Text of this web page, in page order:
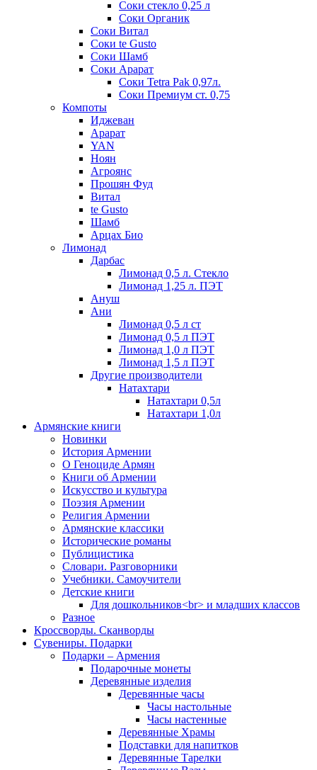
Соки стекло 0,25 л
Соки Органик
Соки Витал
Соки te Gusto
Соки Шамб
Соки Арарат
Соки Tetra Pak 0,97л.
Соки Премиум ст. 0,75
Компоты
Иджеван
Арарат
YAN
Ноян
Агроянс
Прошян Фуд
Витал
te Gusto
Шамб
Арцах Био
Лимонад
Дарбас
Лимонад 0,5 л. Стекло
Лимонад 1,25 л. ПЭТ
Ануш
Ани
Лимонад 0,5 л ст
Лимонад 0,5 л ПЭТ
Лимонад 1,0 л ПЭТ
Лимонад 1,5 л ПЭТ
Другие производители
Натахтари
Натахтари 0,5л
Натахтари 1,0л
Армянские книги
Новинки
История Армении
О Геноциде Армян
Книги об Армении
Иcкусство и культура
Поэзия Армении
Религия Армении
Армянские классики
Исторические романы
Публицистика
Словари. Разговорники
Учебники. Самоучители
Детские книги
Для дошкольников<br> и младших классов
Разное
Кроссворды. Сканворды
Сувениры. Подарки
Подарки – Армения
Подарочные монеты
Деревянные изделия
Деревянные часы
Часы настольные
Часы настенные
Деревянные Храмы
Подставки для напитков
Деревянные Тарелки